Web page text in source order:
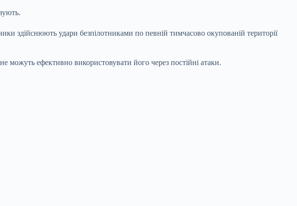
здійснюють удари безпілотниками по певній тимчасово окупованій території
можуть ефективно використовувати його через постійні атаки.